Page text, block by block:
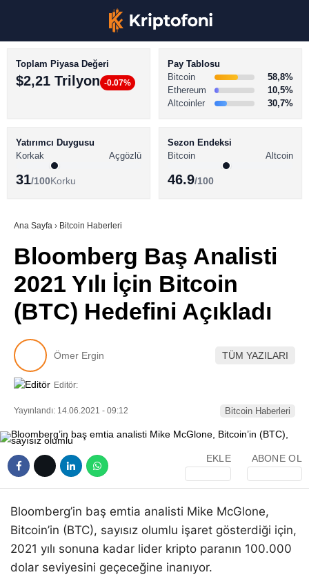
Youtube
TikTok
Pinterest
BİTCOİN HABERLERİ
ALTCOİN HABERLERİ
SÖZLÜK
Toplam Piyasa Değeri
$2,21 Trilyon -0.07%
Pay Tablosu
Bitcoin
58,8%
Ethereum
10,5%
Altcoinler
30,7%
Yatırımcı Duygusu
Korkak
Açgözlü
31/100Korku
Sezon Endeksi
Bitcoin
Altcoin
46.9/100
Ana Sayfa › Bitcoin Haberleri
Bloomberg Baş Analisti
2021 Yılı İçin Bitcoin
(BTC) Hedefini Açıkladı
Ömer Ergin TÜM YAZILARI
Editör:
Yayınlandı: 14.06.2021 - 09:12 Bitcoin Haberleri
EKLE ABONE OL
Bloomberg’in baş emtia analisti Mike McGlone,
Bitcoin’in (BTC), sayısız olumlu işaret gösterdiği için,
2021 yılı sonuna kadar lider kripto paranın 100.000
dolar seviyesini geçeceğine inanıyor.